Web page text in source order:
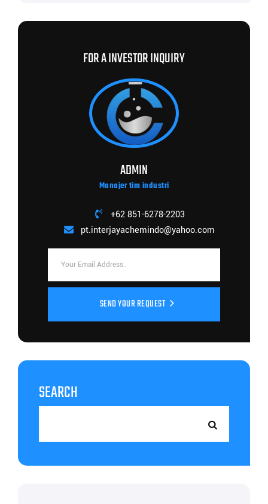
FOR A INVESTOR INQUIRY
ADMIN
Manajer tim industri
+62 851-6278-2203
pt.interjayachemindo@yahoo.com
SEND YOUR REQUEST
SEARCH